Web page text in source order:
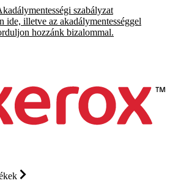
szabályzat
ide, illetve az akadálymentességgel
hozzánk bizalommal.